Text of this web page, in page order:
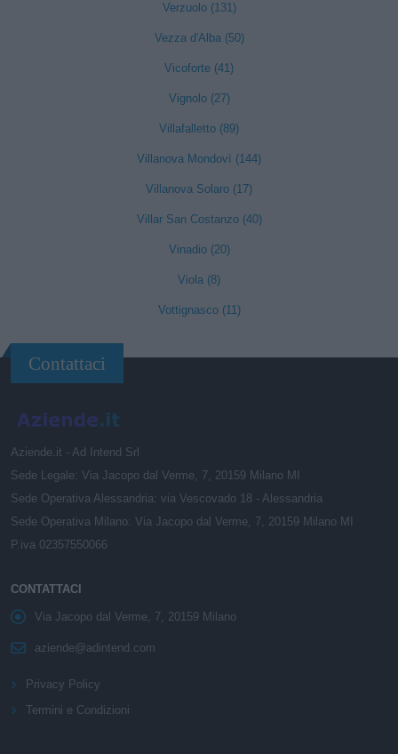
Verzuolo (131)
Vezza d'Alba (50)
Vicoforte (41)
Vignolo (27)
Villafalletto (89)
Villanova Mondovì (144)
Villanova Solaro (17)
Villar San Costanzo (40)
Vinadio (20)
Viola (8)
Vottignasco (11)
Contattaci
Aziende.it - Ad Intend Srl
Sede Legale: Via Jacopo dal Verme, 7, 20159 Milano MI
Sede Operativa Alessandria: via Vescovado 18 - Alessandria
Sede Operativa Milano: Via Jacopo dal Verme, 7, 20159 Milano MI
P.iva 02357550066
CONTATTACI
Via Jacopo dal Verme, 7, 20159 Milano
aziende@adintend.com
Privacy Policy
Termini e Condizioni